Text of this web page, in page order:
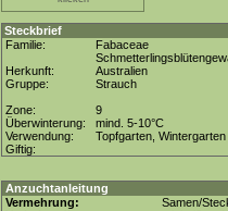
Steckbrief
Familie:
Fabaceae
Herkunft:
Australien
Gruppe:
Strauch
Zone:
9
Überwinterung:
mind. 5-10°C
Verwendung:
Topfgarten, Wintergarten
Giftig:
Anzuchtanleitung
Vermehrung:
Samen/